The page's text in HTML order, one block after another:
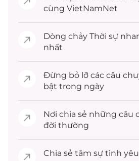
cùng VietNamNet
Dòng chảy Thời sự
nhất
Đừng bỏ lỡ các câu
bật trong ngày
Nơi chia sẻ những câu
đời thường
Chia sẻ tâm sự tình